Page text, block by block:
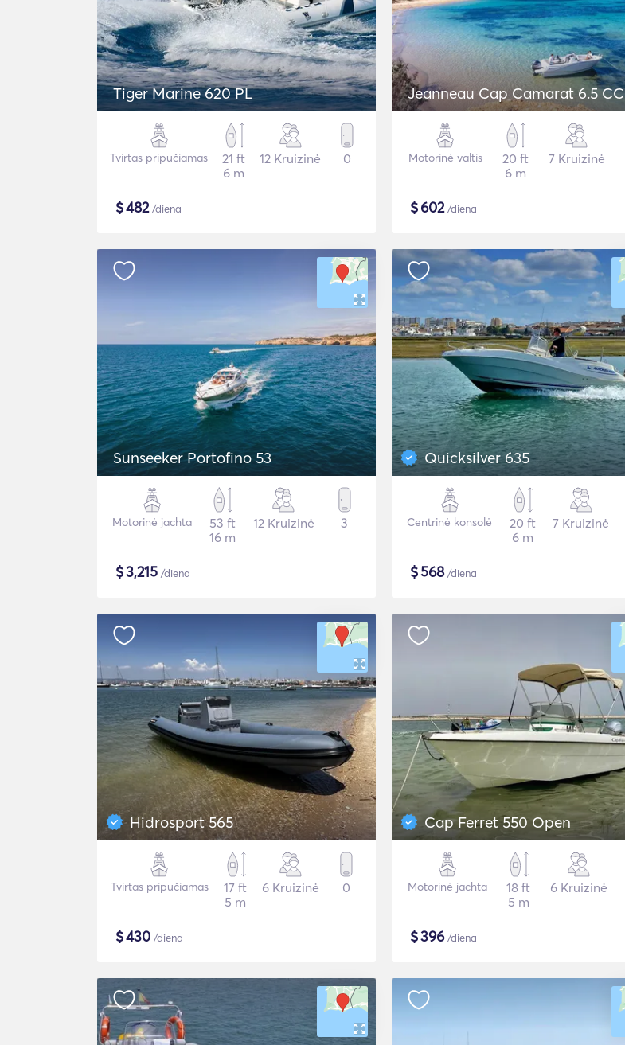
Tiger Marine 620 PL
Tvirtas pripučiamas
21 ft
6 m
12 Kruizinė 0
$482/diena
Jeanneau Cap Camarat 6.5 CC
Motorinė valtis
20 ft
6 m
7 Kruizinė
$602/diena
Sunseeker Portofino 53
Motorinė jachta
53 ft
16 m
12 Kruizinė 3
$3,215 /diena
Quicksilver 635
Centrinė konsolė
20 ft
6 m
7 Kruizinė
$568/diena
Hidrosport 565
Tvirtas pripučiamas
17 ft
5 m
6 Kruizinė 0
$430 /diena
Cap Ferret 550 Open
Motorinė jachta
18 ft
5 m
6 Kruizinė
$396/diena